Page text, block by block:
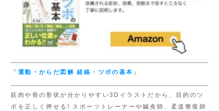
『 運動・からだ図解経絡・ツボの基本 』
筋肉や骨の形状が分かりやすい3Dイラストだから、目的のツ
ボを正しく押せる! スポーツトレーナーや鍼灸師、柔道整復師